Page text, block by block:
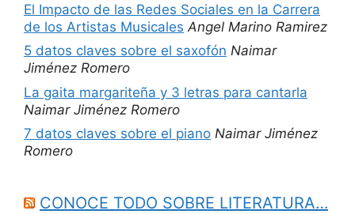
El Impacto de las Redes Sociales en la Carrera
de los Artistas Musicales Angel Marino Ramirez
5 datos claves sobre el saxofón Naimar
Jiménez Romero
La gaita margariteña y 3 letras para cantarla
Naimar Jiménez Romero
7 datos claves sobre el piano Naimar Jiménez
Romero
CONOCE TODO SOBRE LITERATURA…